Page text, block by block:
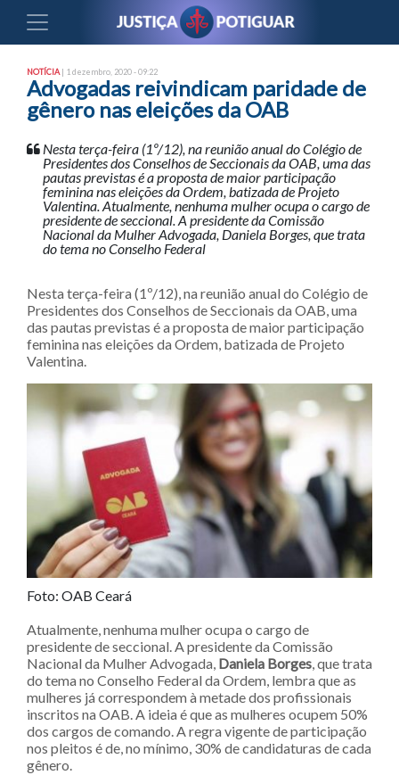
NOTÍCIA | 1 dezembro, 2020 - 09:22
Advogadas reivindicam paridade de
gênero nas eleições da OAB
Nesta terça-feira (1º/12), na reunião anual do Colégio de
Presidentes dos Conselhos de Seccionais da OAB, uma das
pautas previstas é a proposta de maior participação
feminina nas eleições da Ordem, batizada de Projeto
Valentina. Atualmente, nenhuma mulher ocupa o cargo de
presidente de seccional. A presidente da Comissão
Nacional da Mulher Advogada, Daniela Borges, que trata
do tema no Conselho Federal
Nesta terça-feira (1º/12), na reunião anual do Colégio de
Presidentes dos Conselhos de Seccionais da OAB, uma
das pautas previstas é a proposta de maior participação
feminina nas eleições da Ordem, batizada de Projeto
Valentina.
Foto: OAB Ceará
Atualmente, nenhuma mulher ocupa o cargo de
presidente de seccional. A presidente da Comissão
Nacional da Mulher Advogada, Daniela Borges, que trata
do tema no Conselho Federal da Ordem, lembra que as
mulheres já correspondem à metade dos profissionais
inscritos na OAB. A ideia é que as mulheres ocupem 50%
dos cargos de comando. A regra vigente de participação
nos pleitos é de, no mínimo, 30% de candidaturas de cada
gênero.